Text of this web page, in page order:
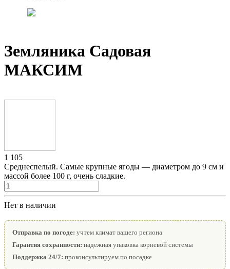
Земляника Садовая
МАКСИМ
1 105
Среднеспелый. Самые крупные ягоды — диаметром до 9 см и
массой более 100 г, очень сладкие.
Нет в наличии
Отправка по погоде: учтем климат вашего региона
Гарантия сохранности: надежная упаковка корневой системы
Поддержка 24/7: проконсультируем по посадке